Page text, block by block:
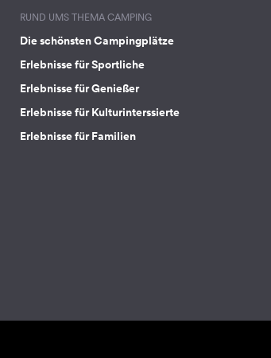
RUND UMS THEMA CAMPING
Die schönsten Campingplätze
Erlebnisse für Sportliche
Erlebnisse für Genießer
Erlebnisse für Kulturinterssierte
Erlebnisse für Familien